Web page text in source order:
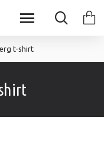
t-shirt